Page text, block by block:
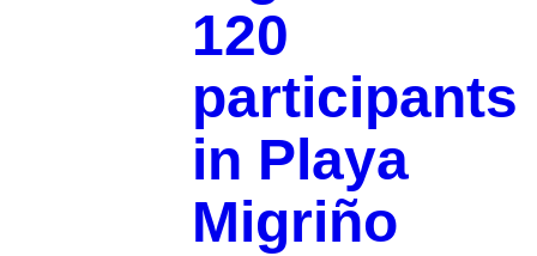
120
participants
in Playa
Migriño